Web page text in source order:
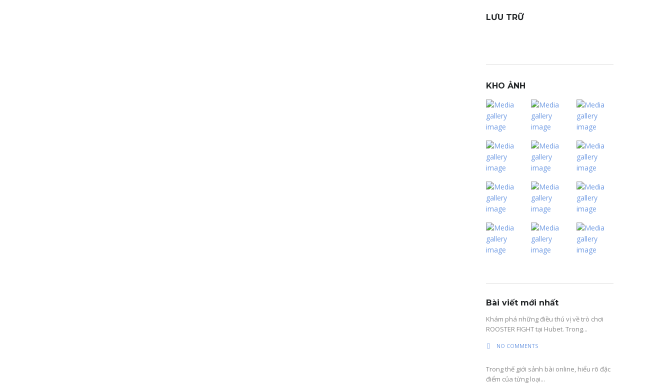
LƯU TRỮ
KHO ẢNH
Bài viết mới nhất
Khám phá những điều thú vị về trò chơi
ROOSTER FIGHT tại Hubet. Trong...
NO COMMENTS
Trong thế giới sảnh bài online, hiểu rõ đặc
điểm của từng loại...